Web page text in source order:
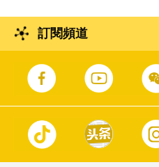
訂閱頻道